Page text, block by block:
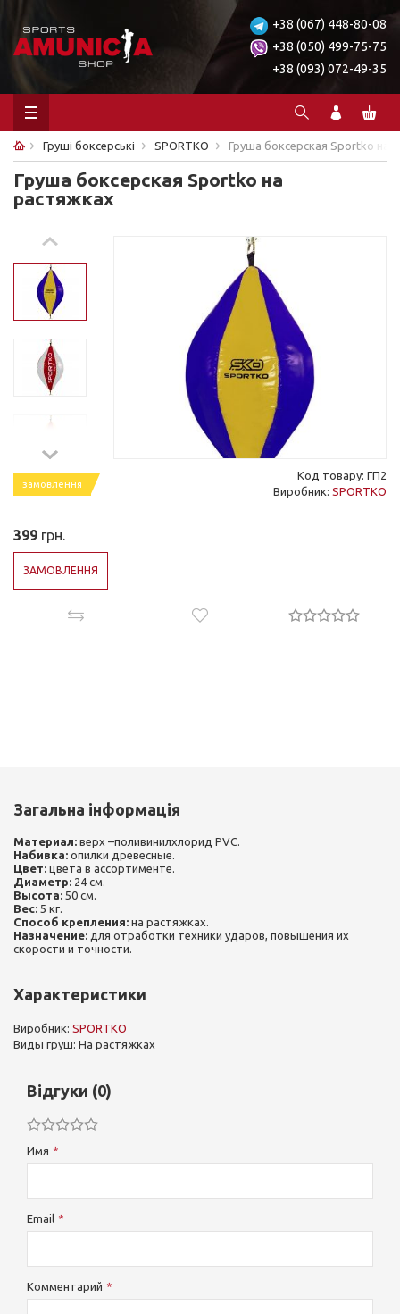
+38 (067) 448-80-08
+38 (050) 499-75-75
+38 (093) 072-49-35
Груші боксерські SPORTKO Груша боксерская Sportko на
Груша боксерская Sportko на
растяжках
замовлення
Код товару: ГП2
Виробник: SPORTKO
399 грн.
ЗАМОВЛЕННЯ
Загальна інформація
Материал: верх –поливинилхлорид PVC.
Набивка: опилки древесные.
Цвет: цвета в ассортименте.
Диаметр: 24 см.
Высота: 50 см.
Вес: 5 кг.
Способ крепления: на растяжках.
Назначение: для отработки техники ударов, повышения их
скорости и точности.
Характеристики
Виробник: SPORTKO
Виды груш: На растяжках
Відгуки (0)
Имя
Email
Комментарий